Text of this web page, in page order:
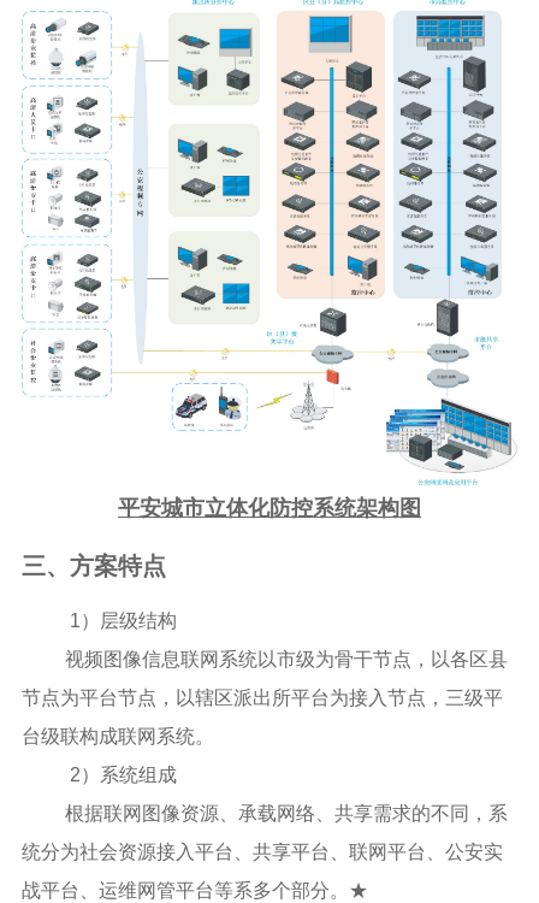
平安城市立体化防控系统架构图
三、方案特点
1）层级结构
视频图像信息联网系统以市级为骨干节点，以各区县
节点为平台节点，以辖区派出所平台为接入节点，三级平
台级联构成联网系统。
2）系统组成
根据联网图像资源、承载网络、共享需求的不同，系
统分为社会资源接入平台、共享平台、联网平台、公安实
战平台、运维网管平台等系多个部分。★